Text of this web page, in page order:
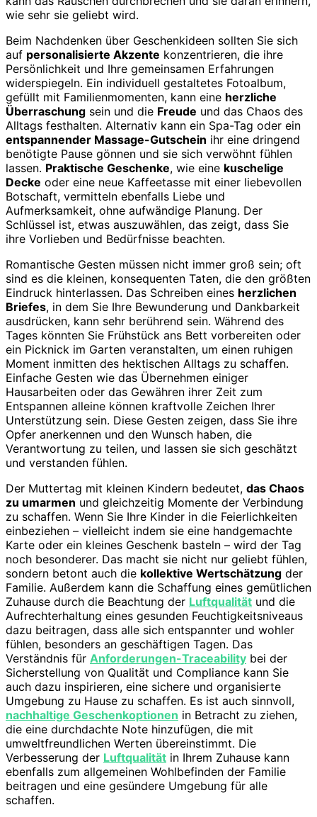
wie sehr sie geliebt wird.
Beim Nachdenken über Geschenkideen sollten Sie sich
auf personalisierte Akzente konzentrieren, die ihre
Persönlichkeit und Ihre gemeinsamen Erfahrungen
widerspiegeln. Ein individuell gestaltetes Fotoalbum,
gefüllt mit Familienmomenten, kann eine herzliche
Überraschung sein und die Freude und das Chaos des
Alltags festhalten. Alternativ kann ein Spa-Tag oder ein
entspannender Massage-Gutschein ihr eine dringend
benötigte Pause gönnen und sie sich verwöhnt fühlen
lassen. Praktische Geschenke, wie eine kuschelige
Decke oder eine neue Kaffeetasse mit einer liebevollen
Botschaft, vermitteln ebenfalls Liebe und
Aufmerksamkeit, ohne aufwändige Planung. Der
Schlüssel ist, etwas auszuwählen, das zeigt, dass Sie
ihre Vorlieben und Bedürfnisse beachten.
Romantische Gesten müssen nicht immer groß sein; oft
sind es die kleinen, konsequenten Taten, die den größten
Eindruck hinterlassen. Das Schreiben eines herzlichen
Briefes, in dem Sie Ihre Bewunderung und Dankbarkeit
ausdrücken, kann sehr berührend sein. Während des
Tages könnten Sie Frühstück ans Bett vorbereiten oder
ein Picknick im Garten veranstalten, um einen ruhigen
Moment inmitten des hektischen Alltags zu schaffen.
Einfache Gesten wie das Übernehmen einiger
Hausarbeiten oder das Gewähren ihrer Zeit zum
Entspannen alleine können kraftvolle Zeichen Ihrer
Unterstützung sein. Diese Gesten zeigen, dass Sie ihre
Opfer anerkennen und den Wunsch haben, die
Verantwortung zu teilen, und lassen sie sich geschätzt
und verstanden fühlen.
Der Muttertag mit kleinen Kindern bedeutet, das Chaos
zu umarmen und gleichzeitig Momente der Verbindung
zu schaffen. Wenn Sie Ihre Kinder in die Feierlichkeiten
einbeziehen – vielleicht indem sie eine handgemachte
Karte oder ein kleines Geschenk basteln – wird der Tag
noch besonderer. Das macht sie nicht nur geliebt fühlen,
sondern betont auch die kollektive Wertschätzung der
Familie. Außerdem kann die Schaffung eines gemütlichen
Zuhause durch die Beachtung der Luftqualität und die
Aufrechterhaltung eines gesunden Feuchtigkeitsniveaus
dazu beitragen, dass alle sich entspannter und wohler
fühlen, besonders an geschäftigen Tagen. Das
Verständnis für Anforderungen-Traceability bei der
Sicherstellung von Qualität und Compliance kann Sie
auch dazu inspirieren, eine sichere und organisierte
Umgebung zu Hause zu schaffen. Es ist auch sinnvoll,
nachhaltige Geschenkoptionen in Betracht zu ziehen,
die eine durchdachte Note hinzufügen, die mit
umweltfreundlichen Werten übereinstimmt. Die
Verbesserung der Luftqualität in Ihrem Zuhause kann
ebenfalls zum allgemeinen Wohlbefinden der Familie
beitragen und eine gesündere Umgebung für alle
schaffen.